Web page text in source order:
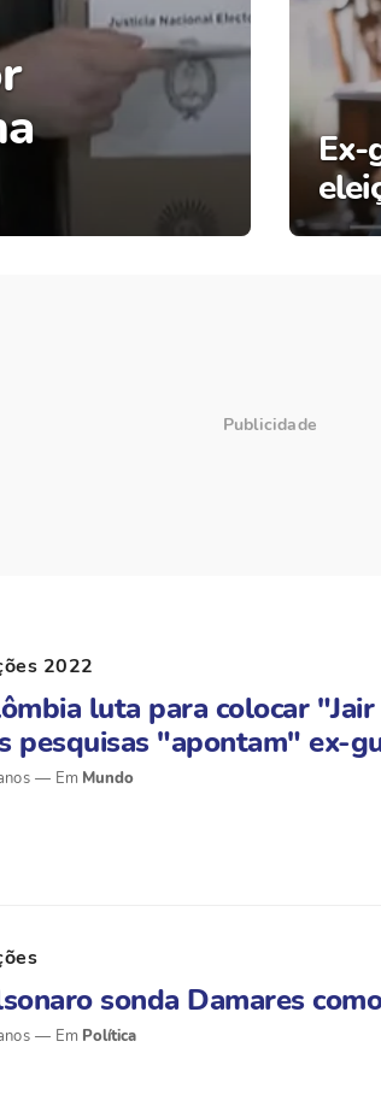
Ex-
2022
luta para colocar
pesquisas "apontam" ex-
Mundo
sonda Damares
Política